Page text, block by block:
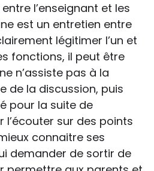
l’enseignant et les
est un entretien entre
légitimer l’un et
fonctions, il peut être
n’assiste pas à la
de la discussion, puis
pour la suite de
l’écouter sur des points
connaitre ses
demander de sortir de